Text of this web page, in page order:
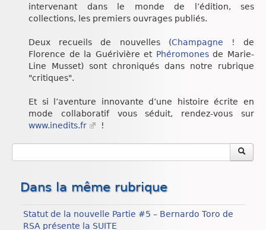
intervenant dans le monde de l’édition, ses
collections, les premiers ouvrages publiés.
Deux recueils de nouvelles (Champagne !
de
Florence de la Guérivière et Phéromonesde Marie-
Line Musset) sont chroniqués dans notre rubrique
"critiques".
Et si l’aventure innovante d’une histoire écrite en
mode collaboratif vous séduit, rendez-vous sur
www.inedits.fr
!
Dans la même rubrique
Statut de la nouvelle Partie #5 – Bernardo Toro de
RSA présente la SUITE